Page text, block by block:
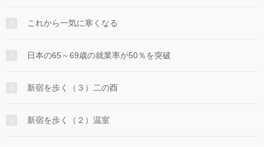
これから一気に寒くなる
日本の65～69歳の就業率が50％を突破
新宿を歩く（３）二の酉
新宿を歩く（２）温室